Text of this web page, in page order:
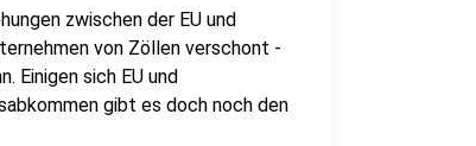
zwischen der EU und
von Zöllen verschont -
Einigen sich EU und
gibt es doch noch den